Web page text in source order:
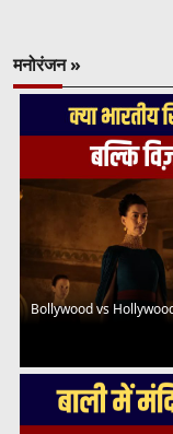
मनोरंजन »
Bollywood vs Hollywood